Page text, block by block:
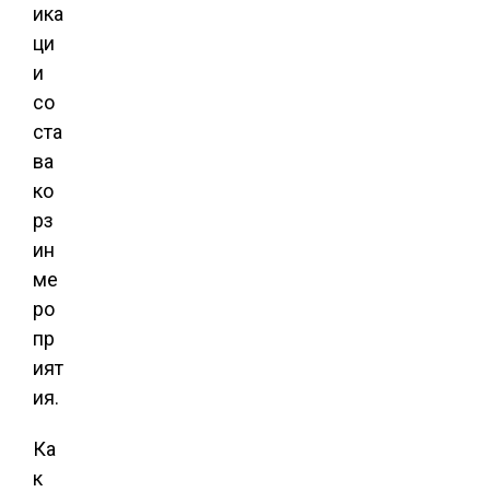
ика
ци
и
со
ста
ва
ко
рз
ин
ме
ро
пр
ият
ия.
Ка
к